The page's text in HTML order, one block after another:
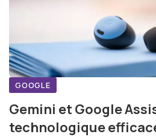
GOOGLE
Gemini et Google
technologique